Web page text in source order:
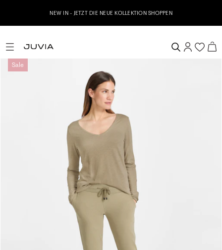
NEW IN - JETZT DIE NEUE KOLLEKTION SHOPPEN
Sale